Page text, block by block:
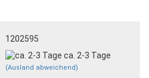
1202595
ca. 2-3 Tage
(Ausland abweichend)